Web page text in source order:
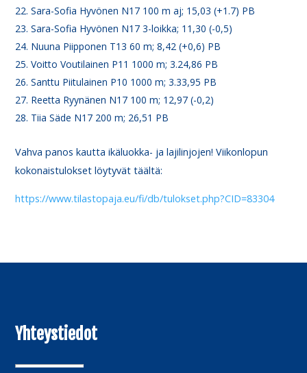
Sara-Sofia Hyvönen N17 100 m aj; 15,03 (+1.7) PB
Sara-Sofia Hyvönen N17 3-loikka; 11,30 (-0,5)
Nuuna Piipponen T13 60 m; 8,42 (+0,6) PB
Voitto Voutilainen P11 1000 m; 3.24,86 PB
Santtu Piitulainen P10 1000 m; 3.33,95 PB
Reetta Ryynänen N17 100 m; 12,97 (-0,2)
Tiia Säde N17 200 m; 26,51 PB
Vahva panos kautta ikäluokka- ja lajilinjojen! Viikonlopun
kokonaistulokset löytyvät täältä:
https://www.tilastopaja.eu/fi/db/tulokset.php?CID=83304
Yhteystiedot